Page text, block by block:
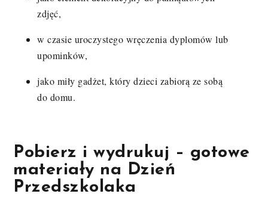
zdjęć,
w czasie uroczystego wręczenia dyplomów lub
upominków,
jako miły gadżet, który dzieci zabiorą ze sobą
do domu.
Pobierz i wydrukuj – gotowe
materiały na Dzień
Przedszkolaka